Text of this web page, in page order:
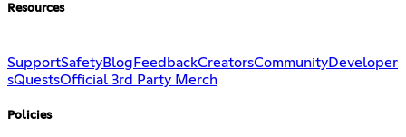
Resources
SupportSafetyBlogFeedbackCreatorsCommunityDeveloper
sQuestsOfficial 3rd Party Merch
Policies